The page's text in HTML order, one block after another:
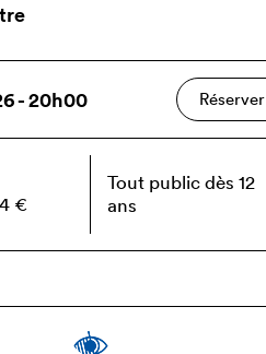
- 20h00 Réserver
€
Tout public dès 12
ans